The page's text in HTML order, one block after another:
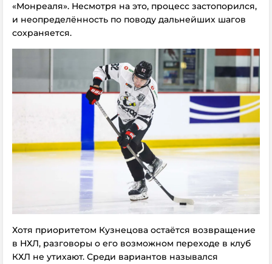
«Монреаля». Несмотря на это, процесс застопорился,
и неопределённость по поводу дальнейших шагов
сохраняется.
Хотя приоритетом Кузнецова остаётся возвращение
в НХЛ, разговоры о его возможном переходе в клуб
КХЛ не утихают. Среди вариантов назывался